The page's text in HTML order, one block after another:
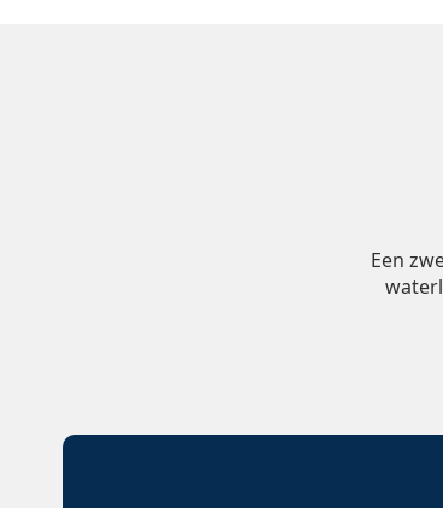
Een